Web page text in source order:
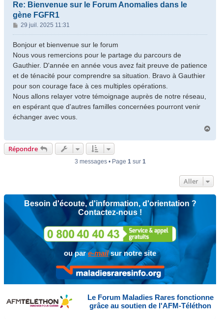
Re: Bienvenue sur le Forum Anomalies dans le
gène FGFR1
M
e
s
g
e
29 juil. 2025 11:31
Bonjour et bienvenue sur le forum
Nous vous remercions pour le partage du parcours de
Gauthier. D'année en année vous avez fait preuve de patience
et de ténacité pour comprendre sa situation. Bravo à Gauthier
pour son courage face à ces multiples opérations.
Nous allons relayer votre témoignage auprès de notre réseau,
en espérant que d'autres familles concernées pourront venir
échanger avec vous.
Répondre
3 messages • Page 1sur 1
Aller
Besoin d'écoute, d'information, d'orientation ?
Contactez-nous !
ou pare-mailsur notre site
Le Forum Maladies Rares fonctionne
grâce au soutien de l'AFM-Téléthon